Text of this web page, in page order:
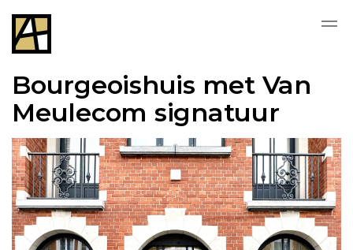
Bourgeoishuis met Van
Meulecom signatuur